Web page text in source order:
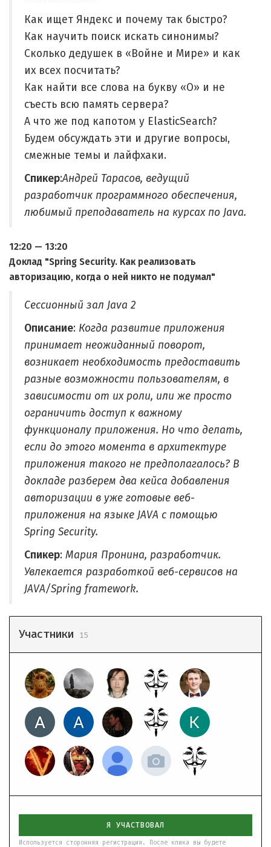
Как ищет Яндекс и почему так быстро?
Как научить поиск искать синонимы?
Сколько дедушек в «Войне и Мире» и как
их всех посчитать?
Как найти все слова на букву «О» и не
съесть всю память сервера?
А что же под капотом у ElasticSearch?
Будем обсуждать эти и другие вопросы,
смежные темы и лайфхаки.
Спикер:Андрей Тарасов, ведущий
разработчик программного обеспечения,
любимый преподаватель на курсах по Java.
12:20 — 13:20
Доклад "Spring Security. Как реализовать
авторизацию, когда о ней никто не подумал"
Сессионный зал Java 2
Описание: Когда развитие приложения
принимает неожиданный поворот,
возникает необходимость предоставить
разные возможности пользователям, в
зависимости от их роли, или же просто
ограничить доступ к важному
функционалу приложения. Но что делать,
если до этого момента в архитектуре
приложения такого не предполагалось? В
докладе разберем два кейса добавления
авторизации в уже готовые веб-
приложения на языке JAVA с помощью
Spring Security.
Спикер: Мария Пронина, разработчик.
Увлекается разработкой веб-сервисов на
JAVA/Spring framework.
Участники 15
Я УЧАСТВОВАЛ
Используется сторонняя регистрация. После клика вы будете